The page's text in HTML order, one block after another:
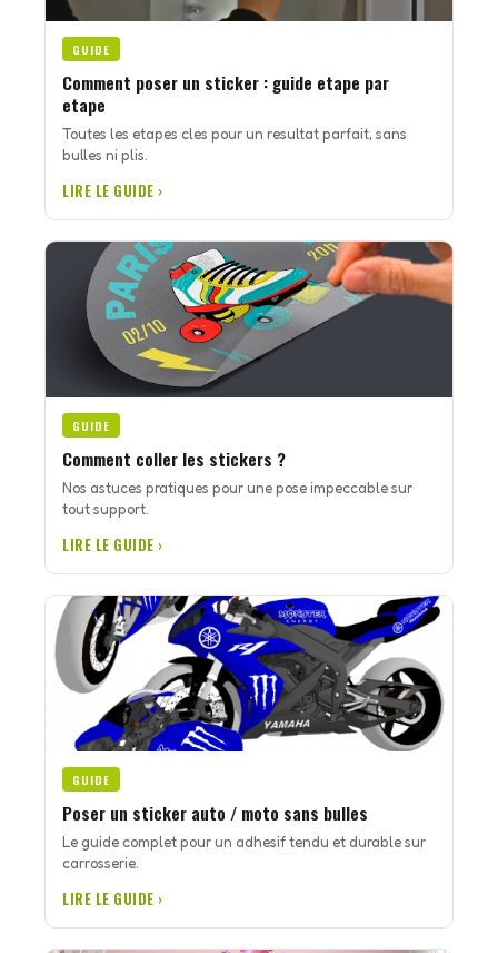
GUIDE
Comment poser un sticker : guide etape par
etape
Toutes les etapes cles pour un resultat parfait, sans
bulles ni plis.
LIRE LE GUIDE ›
GUIDE
Comment coller les stickers ?
Nos astuces pratiques pour une pose impeccable sur
tout support.
LIRE LE GUIDE ›
GUIDE
Poser un sticker auto / moto sans bulles
Le guide complet pour un adhesif tendu et durable sur
carrosserie.
LIRE LE GUIDE ›